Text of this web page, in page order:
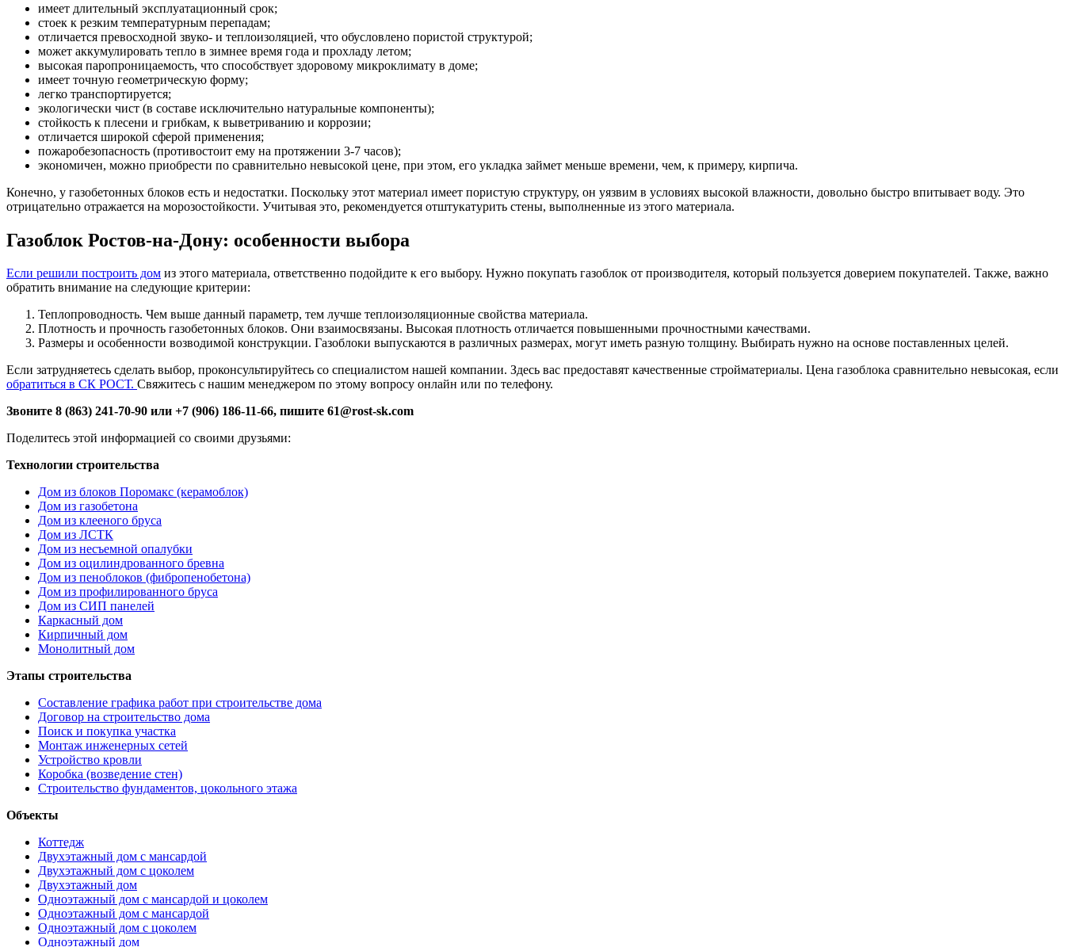
имеет длительный эксплуатационный срок;
стоек к резким температурным перепадам;
отличается превосходной звуко- и теплоизоляцией, что обусловлено пористой структурой;
может аккумулировать тепло в зимнее время года и прохладу летом;
высокая паропроницаемость, что способствует здоровому микроклимату в доме;
имеет точную геометрическую форму;
легко транспортируется;
экологически чист (в составе исключительно натуральные компоненты);
стойкость к плесени и грибкам, к выветриванию и коррозии;
отличается широкой сферой применения;
пожаробезопасность (противостоит ему на протяжении 3-7 часов);
экономичен, можно приобрести по сравнительно невысокой цене, при этом, его укладка займет меньше времени, чем, к примеру, кирпича.
Конечно, у газобетонных блоков есть и недостатки. Поскольку этот материал имеет пористую структуру, он уязвим в условиях высокой влажности, довольно быстро впитывает воду. Это
отрицательно отражается на морозостойкости. Учитывая это, рекомендуется отштукатурить стены, выполненные из этого материала.
Газоблок Ростов-на-Дону: особенности выбора
Если решили построить дом из этого материала, ответственно подойдите к его выбору. Нужно покупать газоблок от производителя, который пользуется доверием покупателей. Также, важно
обратить внимание на следующие критерии:
Теплопроводность. Чем выше данный параметр, тем лучше теплоизоляционные свойства материала.
Плотность и прочность газобетонных блоков. Они взаимосвязаны. Высокая плотность отличается повышенными прочностными качествами.
Размеры и особенности возводимой конструкции. Газоблоки выпускаются в различных размерах, могут иметь разную толщину. Выбирать нужно на основе поставленных целей.
Если затрудняетесь сделать выбор, проконсультируйтесь со специалистом нашей компании. Здесь вас предоставят качественные стройматериалы. Цена газоблока сравнительно невысокая, если
обратиться в СК РОСТ. Свяжитесь с нашим менеджером по этому вопросу онлайн или по телефону.
Звоните 8 (863) 241-70-90 или +7 (906) 186-11-66, пишите 61@rost-sk.com
Поделитесь этой информацией со своими друзьями:
Технологии строительства
Дом из блоков Поромакс (керамоблок)
Дом из газобетона
Дом из клееного бруса
Дом из ЛСТК
Дом из несъемной опалубки
Дом из оцилиндрованного бревна
Дом из пеноблоков (фибропенобетона)
Дом из профилированного бруса
Дом из СИП панелей
Каркасный дом
Кирпичный дом
Монолитный дом
Этапы строительства
Составление графика работ при строительстве дома
Договор на строительство дома
Поиск и покупка участка
Монтаж инженерных сетей
Устройство кровли
Коробка (возведение стен)
Строительство фундаментов, цокольного этажа
Объекты
Коттедж
Двухэтажный дом с мансардой
Двухэтажный дом с цоколем
Двухэтажный дом
Одноэтажный дом с мансардой и цоколем
Одноэтажный дом с мансардой
Одноэтажный дом с цоколем
Одноэтажный дом